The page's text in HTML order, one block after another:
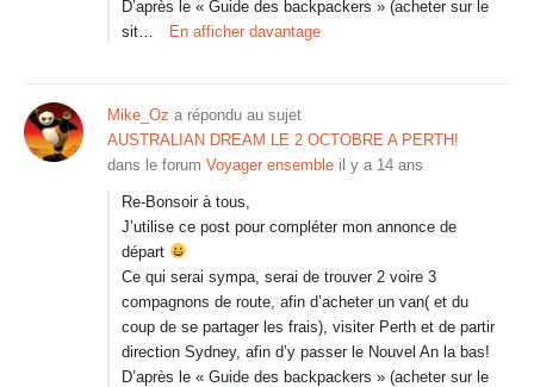
D’après le « Guide des backpackers » (acheter sur le
sit…
En afficher davantage
Mike_Oz a répondu au sujet
AUSTRALIAN DREAM LE 2 OCTOBRE A PERTH!
dans le forum Voyager ensemble il y a 14 ans
Re-Bonsoir à tous,
J’utilise ce post pour compléter mon annonce de
départ
Ce qui serai sympa, serai de trouver 2 voire 3
compagnons de route, afin d’acheter un van( et du
coup de se partager les frais), visiter Perth et de partir
direction Sydney, afin d’y passer le Nouvel An la bas!
D’après le « Guide des backpackers » (acheter sur le